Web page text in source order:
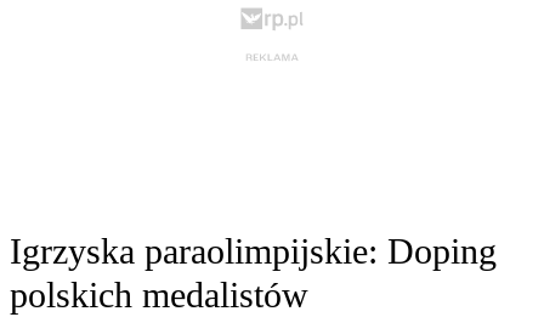
Igrzyska paraolimpijskie: Doping
polskich medalistów